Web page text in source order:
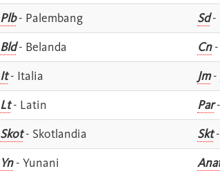
Plb- Palembang Sd-
Bld- Belanda Cn-
It- Italia Jm-
Lt- Latin Par
Skot- Skotlandia Skt-
Yn- Yunani